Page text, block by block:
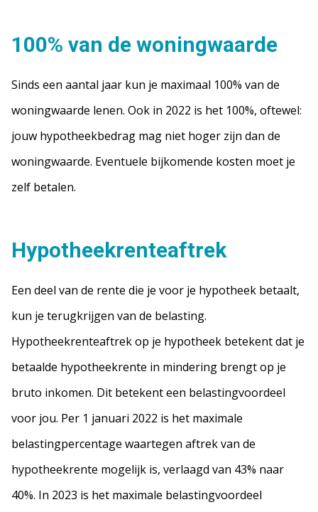
100% van de woningwaarde
Sinds een aantal jaar kun je maximaal 100% van de
woningwaarde lenen. Ook in 2022 is het 100%, oftewel:
jouw hypotheekbedrag mag niet hoger zijn dan de
woningwaarde. Eventuele bijkomende kosten moet je
zelf betalen.
Hypotheekrenteaftrek
Een deel van de rente die je voor je hypotheek betaalt,
kun je terugkrijgen van de belasting.
Hypotheekrenteaftrek op je hypotheek betekent dat je
betaalde hypotheekrente in mindering brengt op je
bruto inkomen. Dit betekent een belastingvoordeel
voor jou. Per 1 januari 2022 is het maximale
belastingpercentage waartegen aftrek van de
hypotheekrente mogelijk is, verlaagd van 43% naar
40%. In 2023 is het maximale belastingvoordeel